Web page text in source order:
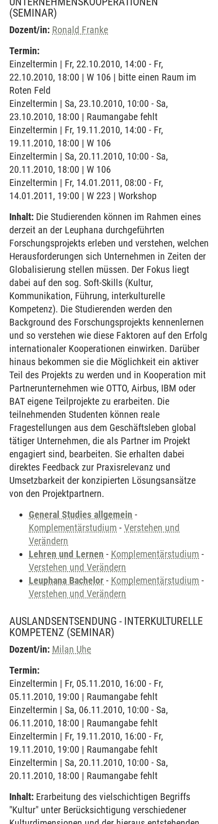
(SEMINAR)
Dozent/in: Ronald Franke
Termin:
Einzeltermin | Fr, 22.10.2010, 14:00 - Fr,
22.10.2010, 18:00 | W 106 | bitte einen Raum im
Roten Feld
Einzeltermin | Sa, 23.10.2010, 10:00 - Sa,
23.10.2010, 18:00 | Raumangabe fehlt
Einzeltermin | Fr, 19.11.2010, 14:00 - Fr,
19.11.2010, 18:00 | W 106
Einzeltermin | Sa, 20.11.2010, 10:00 - Sa,
20.11.2010, 18:00 | W 106
Einzeltermin | Fr, 14.01.2011, 08:00 - Fr,
14.01.2011, 19:00 | W 223 | Workshop
Inhalt: Die Studierenden können im Rahmen eines
derzeit an der Leuphana durchgeführten
Forschungsprojekts erleben und verstehen, welchen
Herausforderungen sich Unternehmen in Zeiten der
Globalisierung stellen müssen. Der Fokus liegt
dabei auf den sog. Soft-Skills (Kultur,
Kommunikation, Führung, interkulturelle
Kompetenz). Die Studierenden werden den
Background des Forschungsprojekts kennenlernen
und so verstehen wie diese Faktoren auf den Erfolg
internationaler Kooperationen einwirken. Darüber
hinaus bekommen sie die Möglichkeit ein aktiver
Teil des Projekts zu werden und in Kooperation mit
Partnerunternehmen wie OTTO, Airbus, IBM oder
BAT eigene Teilprojekte zu erarbeiten. Die
teilnehmenden Studenten können reale
Fragestellungen aus dem Geschäftsleben global
tätiger Unternehmen, die als Partner im Projekt
engagiert sind, bearbeiten. Sie erhalten dabei
direktes Feedback zur Praxisrelevanz und
Umsetzbarkeit der konzipierten Lösungsansätze
von den Projektpartnern.
General Studies allgemein -
Komplementärstudium - Verstehen und
Verändern
Lehren und Lernen - Komplementärstudium -
Verstehen und Verändern
Leuphana Bachelor - Komplementärstudium -
Verstehen und Verändern
AUSLANDSENTSENDUNG - INTERKULTURELLE
KOMPETENZ (SEMINAR)
Dozent/in: Milan Uhe
Termin:
Einzeltermin | Fr, 05.11.2010, 16:00 - Fr,
05.11.2010, 19:00 | Raumangabe fehlt
Einzeltermin | Sa, 06.11.2010, 10:00 - Sa,
06.11.2010, 18:00 | Raumangabe fehlt
Einzeltermin | Fr, 19.11.2010, 16:00 - Fr,
19.11.2010, 19:00 | Raumangabe fehlt
Einzeltermin | Sa, 20.11.2010, 10:00 - Sa,
20.11.2010, 18:00 | Raumangabe fehlt
Inhalt: Erarbeitung des vielschichtigen Begriffs
"Kultur" unter Berücksichtigung verschiedener